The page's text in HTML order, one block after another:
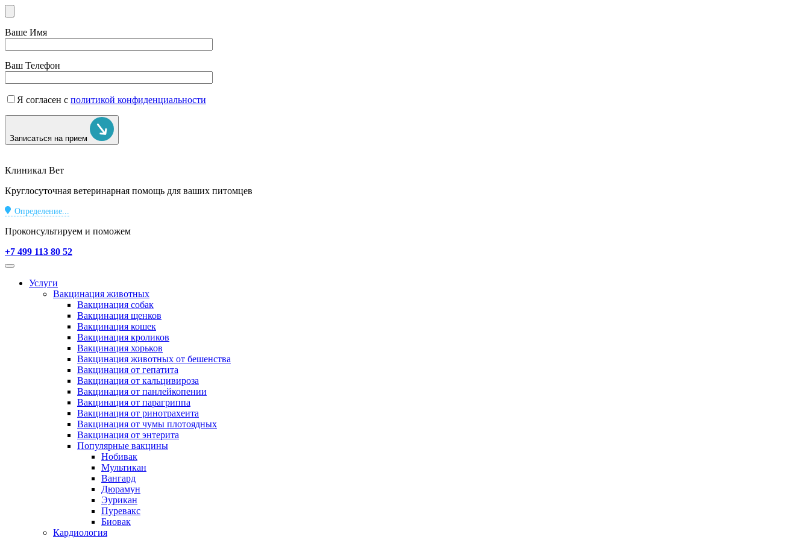
Ваше Имя
Ваш Телефон
Я согласен с политикой конфиденциальности
Записаться на прием
Клиникал Вет
Круглосуточная ветеринарная помощь для ваших питомцев
Определение...
Проконсультируем и поможем
+7 499 113 80 52
Услуги
Вакцинация животных
Вакцинация собак
Вакцинация щенков
Вакцинация кошек
Вакцинация кроликов
Вакцинация хорьков
Вакцинация животных от бешенства
Вакцинация от гепатита
Вакцинация от кальцивироза
Вакцинация от панлейкопении
Вакцинация от парагриппа
Вакцинация от ринотрахеита
Вакцинация от чумы плотоядных
Вакцинация от энтерита
Популярные вакцины
Нобивак
Мультикан
Вангард
Дюрамун
Эурикан
Пуревакс
Биовак
Кардиология